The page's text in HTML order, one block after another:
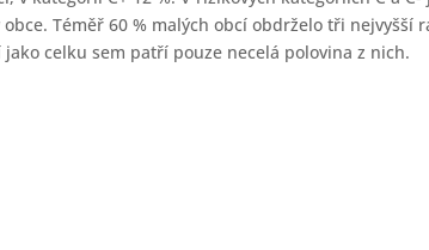
Téměř 60 % malých obcí obdrželo tři
celku sem patří pouze necelá polovina z nich.